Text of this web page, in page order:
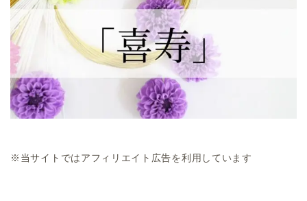
※当サイトではアフィリエイト広告を利用しています